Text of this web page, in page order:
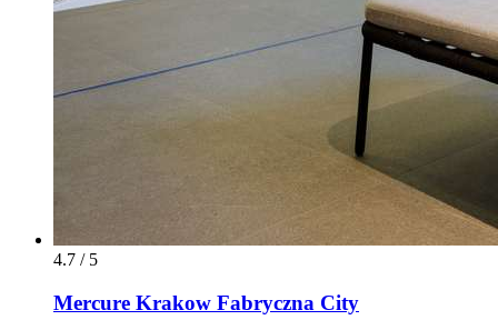
4.7 / 5
Mercure Krakow Fabryczna City